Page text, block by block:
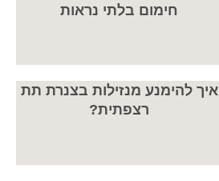
חימום בלתי נראות
איך להימנע מנזילות בצנרת תת
רצפתית?